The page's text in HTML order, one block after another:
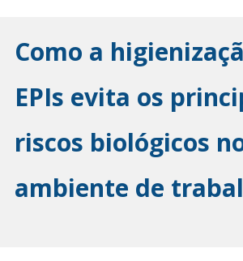
Como a
EPIs evita os
riscos biológicos
ambiente de